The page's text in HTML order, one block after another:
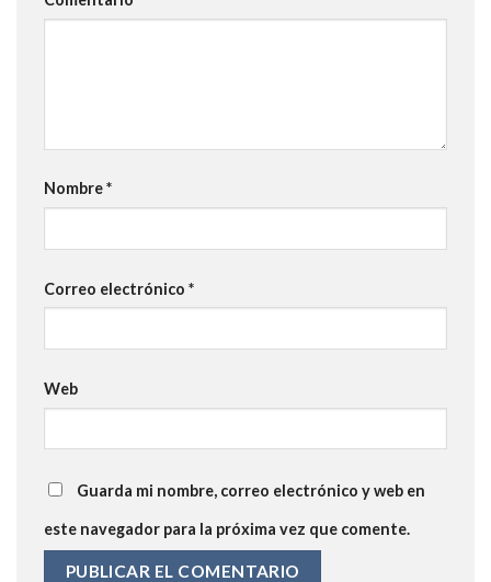
Nombre*
Correo electrónico *
Web
Guarda mi nombre, correo electrónico y web en
este navegador para la próxima vez que comente.